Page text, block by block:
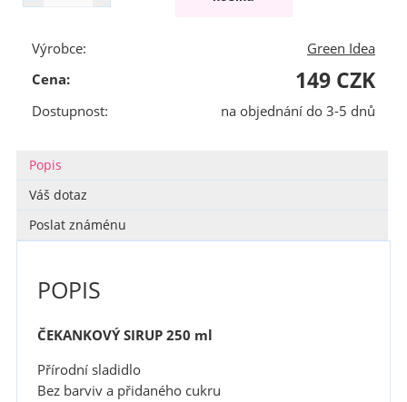
Výrobce:
Green Idea
Cena:
149 CZK
Dostupnost: na objednání do 3-5 dnů
Popis
Váš dotaz
Poslat známénu
POPIS
ČEKANKOVÝ SIRUP 250 ml
Přírodní sladidlo
Bez barviv a přidaného cukru